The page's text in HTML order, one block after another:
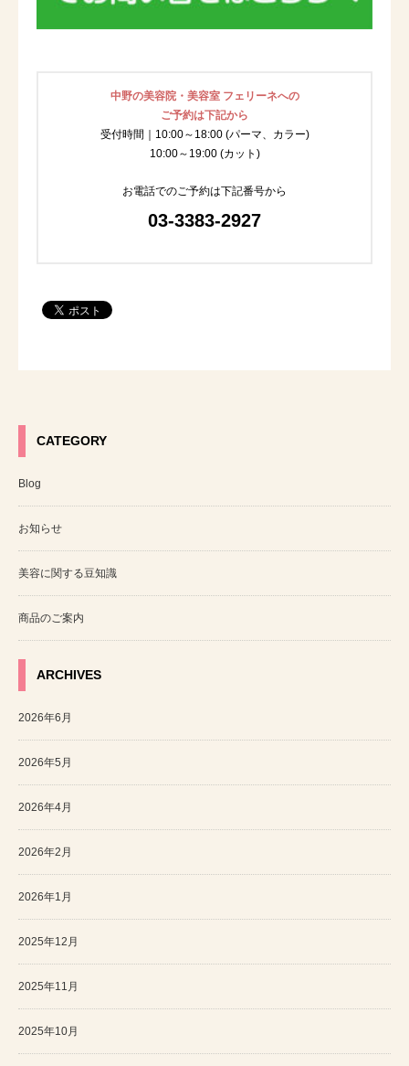
中野の美容院・美容室 フェリーネへの
ご予約は下記から
受付時間｜10:00～18:00 (パーマ、カラー)
10:00～19:00 (カット)
お電話でのご予約は下記番号から
03-3383-2927
CATEGORY
Blog
お知らせ
美容に関する豆知識
商品のご案内
ARCHIVES
2026年6月
2026年5月
2026年4月
2026年2月
2026年1月
2025年12月
2025年11月
2025年10月